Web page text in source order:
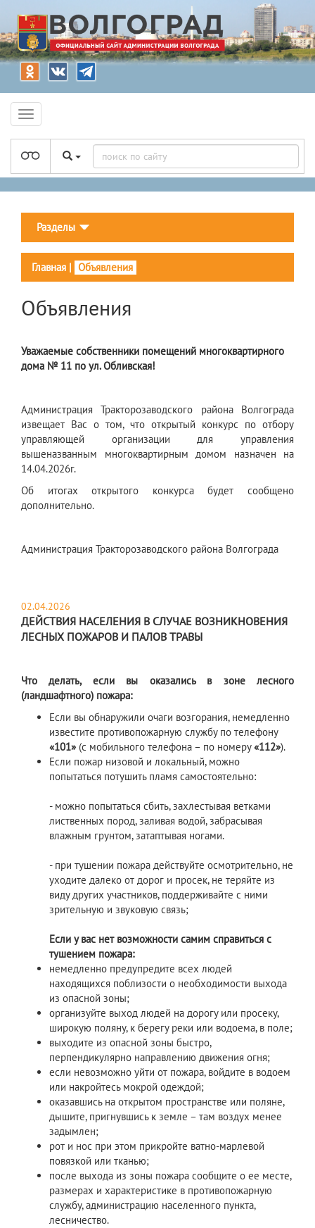
Разделы
Главная | Объявления
Объявления
Уважаемые собственники помещений многоквартирного
дома № 11 по ул. Обливская!
Администрация Тракторозаводского района Волгограда
извещает Вас о том, что открытый конкурс по отбору
управляющей организации для управления
вышеназванным многоквартирным домом назначен на
14.04.2026г.
Об итогах открытого конкурса будет сообщено
дополнительно.
Администрация Тракторозаводского района Волгограда
02.04.2026
ДЕЙСТВИЯ НАСЕЛЕНИЯ В СЛУЧАЕ ВОЗНИКНОВЕНИЯ
ЛЕСНЫХ ПОЖАРОВ И ПАЛОВ ТРАВЫ
Что делать, если вы оказались в зоне лесного
(ландшафтного) пожара:
Если вы обнаружили очаги возгорания, немедленно
известите противопожарную службу по телефону
«101» (с мобильного телефона – по номеру«112»).
Если пожар низовой и локальный, можно
попытаться потушить пламя самостоятельно:
- можно попытаться сбить, захлестывая ветками
лиственных пород, заливая водой, забрасывая
влажным грунтом, затаптывая ногами.
- при тушении пожара действуйте осмотрительно, не
уходите далеко от дорог и просек, не теряйте из
виду других участников, поддерживайте с ними
зрительную и звуковую связь;
Если у вас нет возможности самим справиться с
тушением пожара:
немедленно предупредите всех людей
находящихся поблизости о необходимости выхода
из опасной зоны;
организуйте выход людей на дорогу или просеку,
широкую поляну, к берегу реки или водоема, в поле;
выходите из опасной зоны быстро,
перпендикулярно направлению движения огня;
если невозможно уйти от пожара, войдите в водоем
или накройтесь мокрой одеждой;
оказавшись на открытом пространстве или поляне,
дышите, пригнувшись к земле – там воздух менее
задымлен;
рот и нос при этом прикройте ватно-марлевой
повязкой или тканью;
после выхода из зоны пожара сообщите о ее месте,
размерах и характеристике в противопожарную
службу, администрацию населенного пункта,
лесничество.